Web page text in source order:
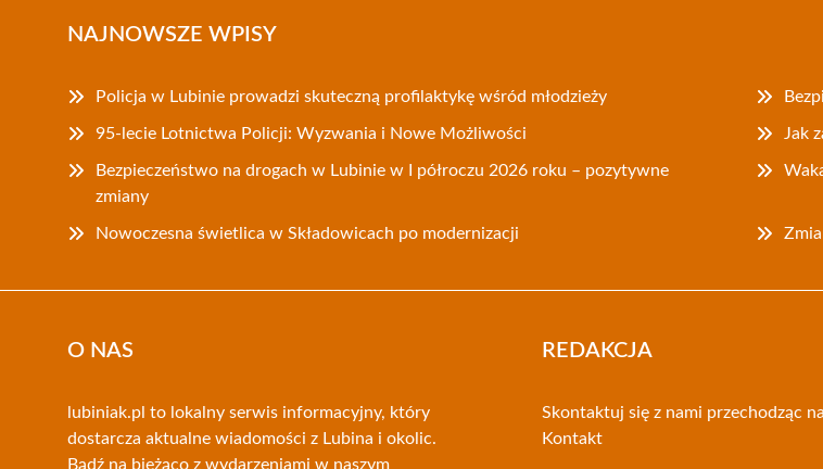
NAJNOWSZE WPISY
Policja w Lubinie prowadzi skuteczną profilaktykę wśród młodzieży
95-lecie Lotnictwa Policji: Wyzwania i Nowe Możliwości Jak
Bezpieczeństwo na drogach w Lubinie w I półroczu 2026 roku – pozytywne
zmiany
Nowoczesna świetlica w Składowicach po modernizacji
O NAS
lubiniak.pl to lokalny serwis informacyjny, który
dostarcza aktualne wiadomości z Lubina i okolic.
Bądź na bieżąco z wydarzeniami w naszym
REDAKCJA
Skontaktuj się z nami przechodząc
Kontakt